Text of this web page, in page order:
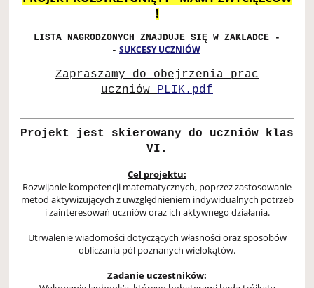
!
LISTA NAGRODZONYCH ZNAJDUJE SIĘ W ZAKLADCE -
- SUKCESY UCZNIÓW
Zapraszamy do obejrzenia prac
uczniów PLIK.pdf
Projekt jest skierowany do uczniów klas
VI.
Cel projektu:
Rozwijanie kompetencji matematycznych, poprzez zastosowanie
metod aktywizujących z uwzględnieniem indywidualnych potrzeb
i zainteresowań uczniów oraz ich aktywnego działania.
Utrwalenie wiadomości dotyczących własności oraz sposobów
obliczania pól poznanych wielokątów.
Zadanie uczestników: